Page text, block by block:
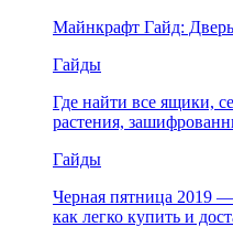
Майнкрафт Гайд:
Гайды
Где найти все ящики,
растения,
Гайды
Черная пятница 2019 —
как легко купить и